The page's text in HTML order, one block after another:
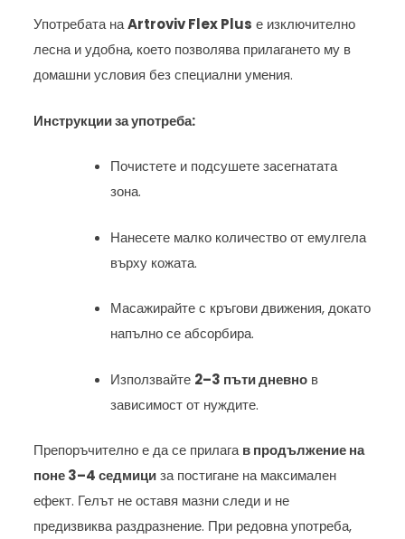
Употребата наArtroviv Flex Plus е изключително
лесна и удобна, което позволява прилагането му в
домашни условия без специални умения.
Инструкции за употреба:
Почистете и подсушете засегнатата
зона.
Нанесете малко количество от емулгела
върху кожата.
Масажирайте с кръгови движения, докато
напълно се абсорбира.
Използвайте 2–3 пъти дневно в
зависимост от нуждите.
Препоръчително е да се прилагав продължение на
поне 3–4 седмициза постигане на максимален
ефект. Гелът не оставя мазни следи и не
предизвиква раздразнение. При редовна употреба,